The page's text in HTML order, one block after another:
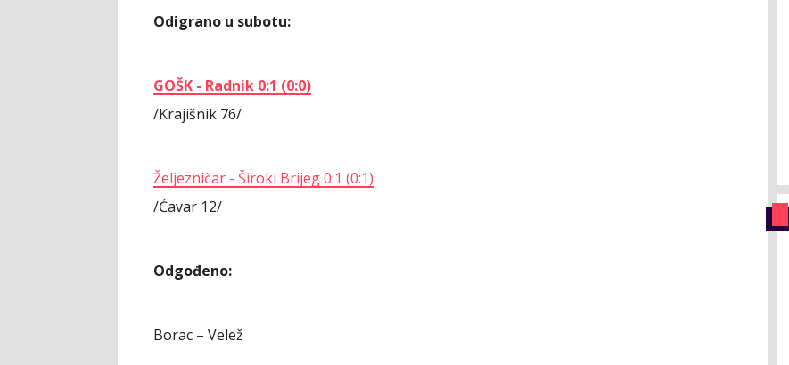
Odigrano u subotu:
GOŠK - Radnik 0:1 (0:0)
/Krajišnik 76/
Željezničar - Široki Brijeg 0:1 (0:1)
/Ćavar 12/
Odgođeno:
Borac – Velež